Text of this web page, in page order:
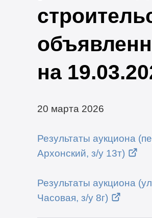
на
20 марта 2026
Результаты аукциона
Архонский, з/у 13т)
Результаты аукциона
Часовая, з/у 8г)